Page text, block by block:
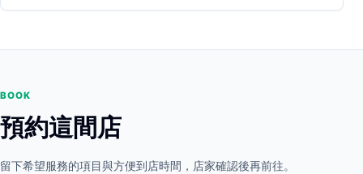
BOOK
預約這間店
留下希望服務的項目與方便到店時間，店家確認後再前往。